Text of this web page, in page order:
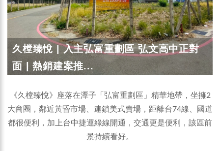
久樘臻悅 | 入主弘富重劃區 弘文高中正對
面 | 熱銷建案推...
《久樘臻悅》座落在潭子「弘富重劃區」精華地帶，坐擁2
大商圈，鄰近黃昏市場、連鎖美式賣場，距離台74線、國道
都很便利，加上台中捷運綠線開通，交通更是便利，該區前
景持續看好。